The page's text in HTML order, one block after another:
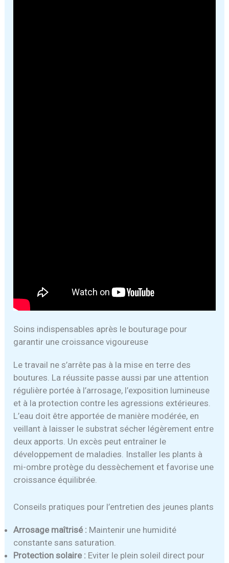
Soins indispensables après le bouturage pour
garantir une croissance vigoureuse
Le travail ne s’arrête pas à la mise en terre des
boutures. La réussite passe aussi par une attention
régulière portée à l’arrosage, l’exposition lumineuse
et à la protection contre les agressions extérieures.
L’eau doit être apportée de manière modérée, en
veillant à laisser le substrat sécher légèrement entre
deux apports. Un excès peut entraîner le
développement de maladies. Installer les plants à
mi-ombre protège du dessèchement et favorise une
croissance équilibrée.
Conseils pratiques pour l’entretien des jeunes plants
Arrosage maîtrisé : Maintenir une humidité
constante sans saturation.
Protection solaire : Eviter le plein soleil direct pour